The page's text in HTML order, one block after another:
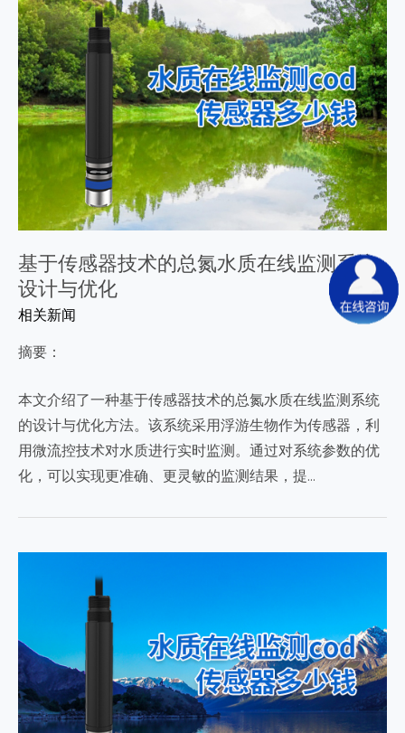
基于传感器技术的总氮水质在线监测系统
设计与优化
相关新闻
摘要：
本文介绍了一种基于传感器技术的总氮水质在线监测系统
的设计与优化方法。该系统采用浮游生物作为传感器，利
用微流控技术对水质进行实时监测。通过对系统参数的优
化，可以实现更准确、更灵敏的监测结果，提…